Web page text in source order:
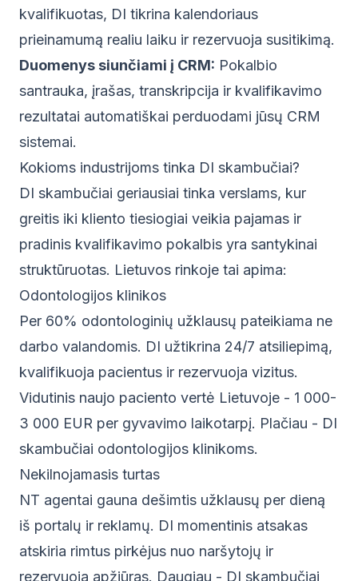
kvalifikuotas, DI tikrina kalendoriaus
prieinamumą realiu laiku ir rezervuoja susitikimą.
Duomenys siunčiami į CRM: Pokalbio
santrauka, įrašas, transkripcija ir kvalifikavimo
rezultatai automatiškai perduodami jūsų CRM
sistemai.
Kokioms industrijoms tinka DI skambučiai?
DI skambučiai geriausiai tinka verslams, kur
greitis iki kliento tiesiogiai veikia pajamas ir
pradinis kvalifikavimo pokalbis yra santykinai
struktūruotas. Lietuvos rinkoje tai apima:
Odontologijos klinikos
Per 60% odontologinių užklausų pateikiama ne
darbo valandomis. DI užtikrina 24/7 atsiliepimą,
kvalifikuoja pacientus ir rezervuoja vizitus.
Vidutinis naujo paciento vertė Lietuvoje - 1 000-
3 000 EUR per gyvavimo laikotarpį. Plačiau - DI
skambučiai odontologijos klinikoms.
Nekilnojamasis turtas
NT agentai gauna dešimtis užklausų per dieną
iš portalų ir reklamų. DI momentinis atsakas
atskiria rimtus pirkėjus nuo naršytojų ir
rezervuoja apžiūras. Daugiau - DI skambučiai